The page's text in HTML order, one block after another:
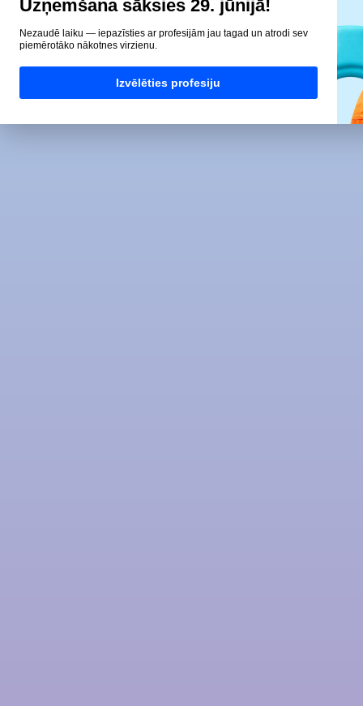
Uzņemšana sāksies 29. jūnijā!
Nezaudē laiku — iepazīsties ar profesijām jau tagad un atrodi sev
piemērotāko nākotnes virzienu.
Izvēlēties profesiju